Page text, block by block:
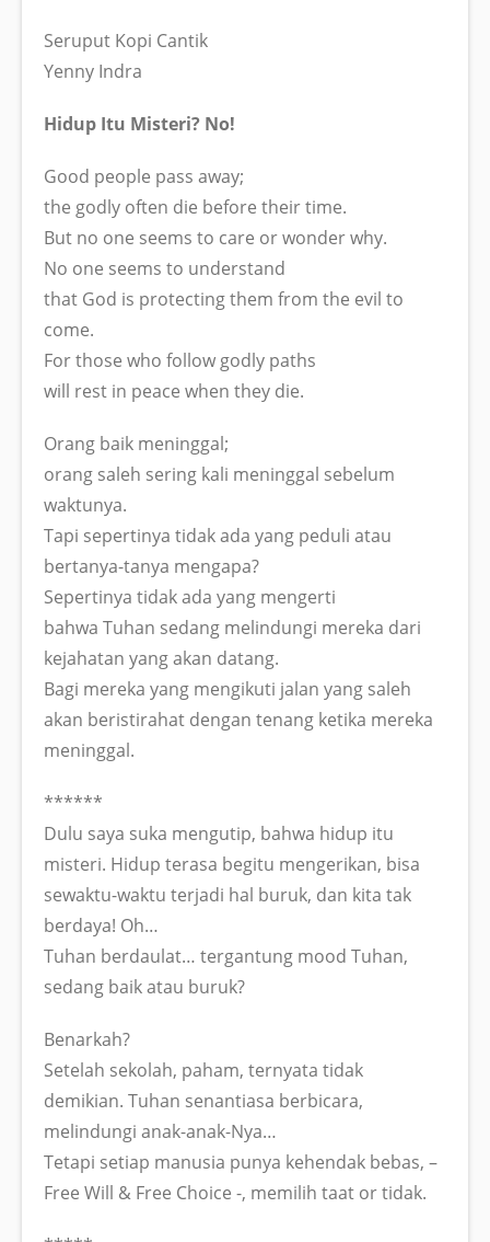
Seruput Kopi Cantik
Yenny Indra
Hidup Itu Misteri? No!
Good people pass away;
the godly often die before their time.
But no one seems to care or wonder why.
No one seems to understand
that God is protecting them from the evil to
come.
For those who follow godly paths
will rest in peace when they die.
Orang baik meninggal;
orang saleh sering kali meninggal sebelum
waktunya.
Tapi sepertinya tidak ada yang peduli atau
bertanya-tanya mengapa?
Sepertinya tidak ada yang mengerti
bahwa Tuhan sedang melindungi mereka dari
kejahatan yang akan datang.
Bagi mereka yang mengikuti jalan yang saleh
akan beristirahat dengan tenang ketika mereka
meninggal.
******
Dulu saya suka mengutip, bahwa hidup itu
misteri. Hidup terasa begitu mengerikan, bisa
sewaktu-waktu terjadi hal buruk, dan kita tak
berdaya! Oh…
Tuhan berdaulat… tergantung mood Tuhan,
sedang baik atau buruk?
Benarkah?
Setelah sekolah, paham, ternyata tidak
demikian. Tuhan senantiasa berbicara,
melindungi anak-anak-Nya…
Tetapi setiap manusia punya kehendak bebas, –
Free Will & Free Choice -, memilih taat or tidak.